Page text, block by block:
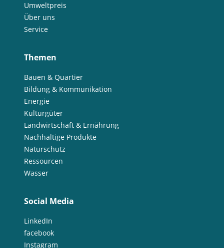
Umweltpreis
Über uns
Service
Themen
Bauen & Quartier
Bildung & Kommunikation
Energie
Kulturgüter
Landwirtschaft & Ernährung
Nachhaltige Produkte
Naturschutz
Ressourcen
Wasser
Social Media
LinkedIn
facebook
Instagram